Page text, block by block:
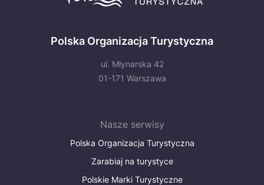
Polska Organizacja Turystyczna
ul. Młynarska 42
01-171 Warszawa
Nasze serwisy
Polska Organizacja Turystyczna
Zarabiaj na turystyce
Polskie Marki Turystyczne